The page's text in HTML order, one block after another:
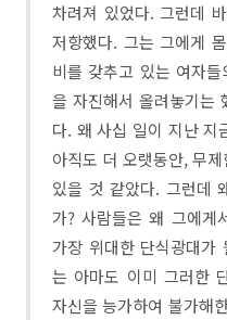
차려져 있었다. 그런데
저항했다. 그는 그에게
비를 갖추고 있는 여자
을 자진해서 올려놓기는
다. 왜 사십 일이 지난 지
아직도 더 오랫동안, 무
있을 것 같았다. 그런데
가? 사람들은 왜 그에게
가장 위대한 단식광대가
는 아마도 이미 그러한
자신을 능가하여 불가해